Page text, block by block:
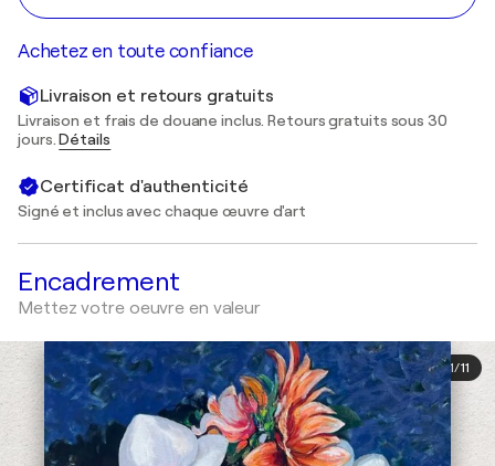
Achetez en toute confiance
Livraison et retours gratuits
Livraison et frais de douane inclus. Retours gratuits sous 30
jours.Détails
Certificat d'authenticité
Signé et inclus avec chaque œuvre d'art
Encadrement
Mettez votre oeuvre en valeur
1/11